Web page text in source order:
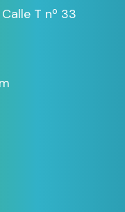
T nº 33